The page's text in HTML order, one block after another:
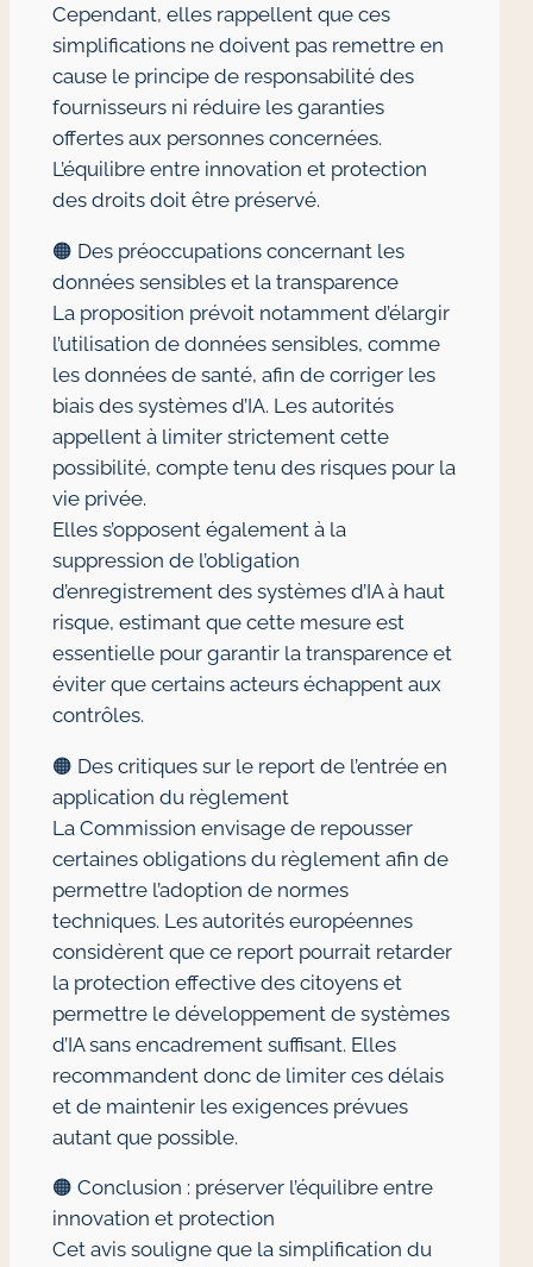
Cependant, elles rappellent que ces
simplifications ne doivent pas remettre en
cause le principe de responsabilité des
fournisseurs ni réduire les garanties
offertes aux personnes concernées.
L’équilibre entre innovation et protection
des droits doit être préservé.
🟠 Des préoccupations concernant les
données sensibles et la transparence
La proposition prévoit notamment d’élargir
l’utilisation de données sensibles, comme
les données de santé, afin de corriger les
biais des systèmes d’IA. Les autorités
appellent à limiter strictement cette
possibilité, compte tenu des risques pour la
vie privée.
Elles s’opposent également à la
suppression de l’obligation
d’enregistrement des systèmes d’IA à haut
risque, estimant que cette mesure est
essentielle pour garantir la transparence et
éviter que certains acteurs échappent aux
contrôles.
🟠 Des critiques sur le report de l’entrée en
application du règlement
La Commission envisage de repousser
certaines obligations du règlement afin de
permettre l’adoption de normes
techniques. Les autorités européennes
considèrent que ce report pourrait retarder
la protection effective des citoyens et
permettre le développement de systèmes
d’IA sans encadrement suffisant. Elles
recommandent donc de limiter ces délais
et de maintenir les exigences prévues
autant que possible.
🟠 Conclusion : préserver l’équilibre entre
innovation et protection
Cet avis souligne que la simplification du